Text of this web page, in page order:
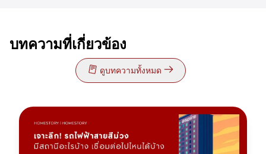
บทความที่เกี่ยวข้อง
ดูบทความทั้งหมด